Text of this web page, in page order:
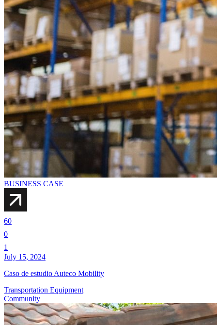
BUSINESS CASE
60
0
1
July 15, 2024
Caso de estudio Auteco Mobility
Transportation Equipment
Community